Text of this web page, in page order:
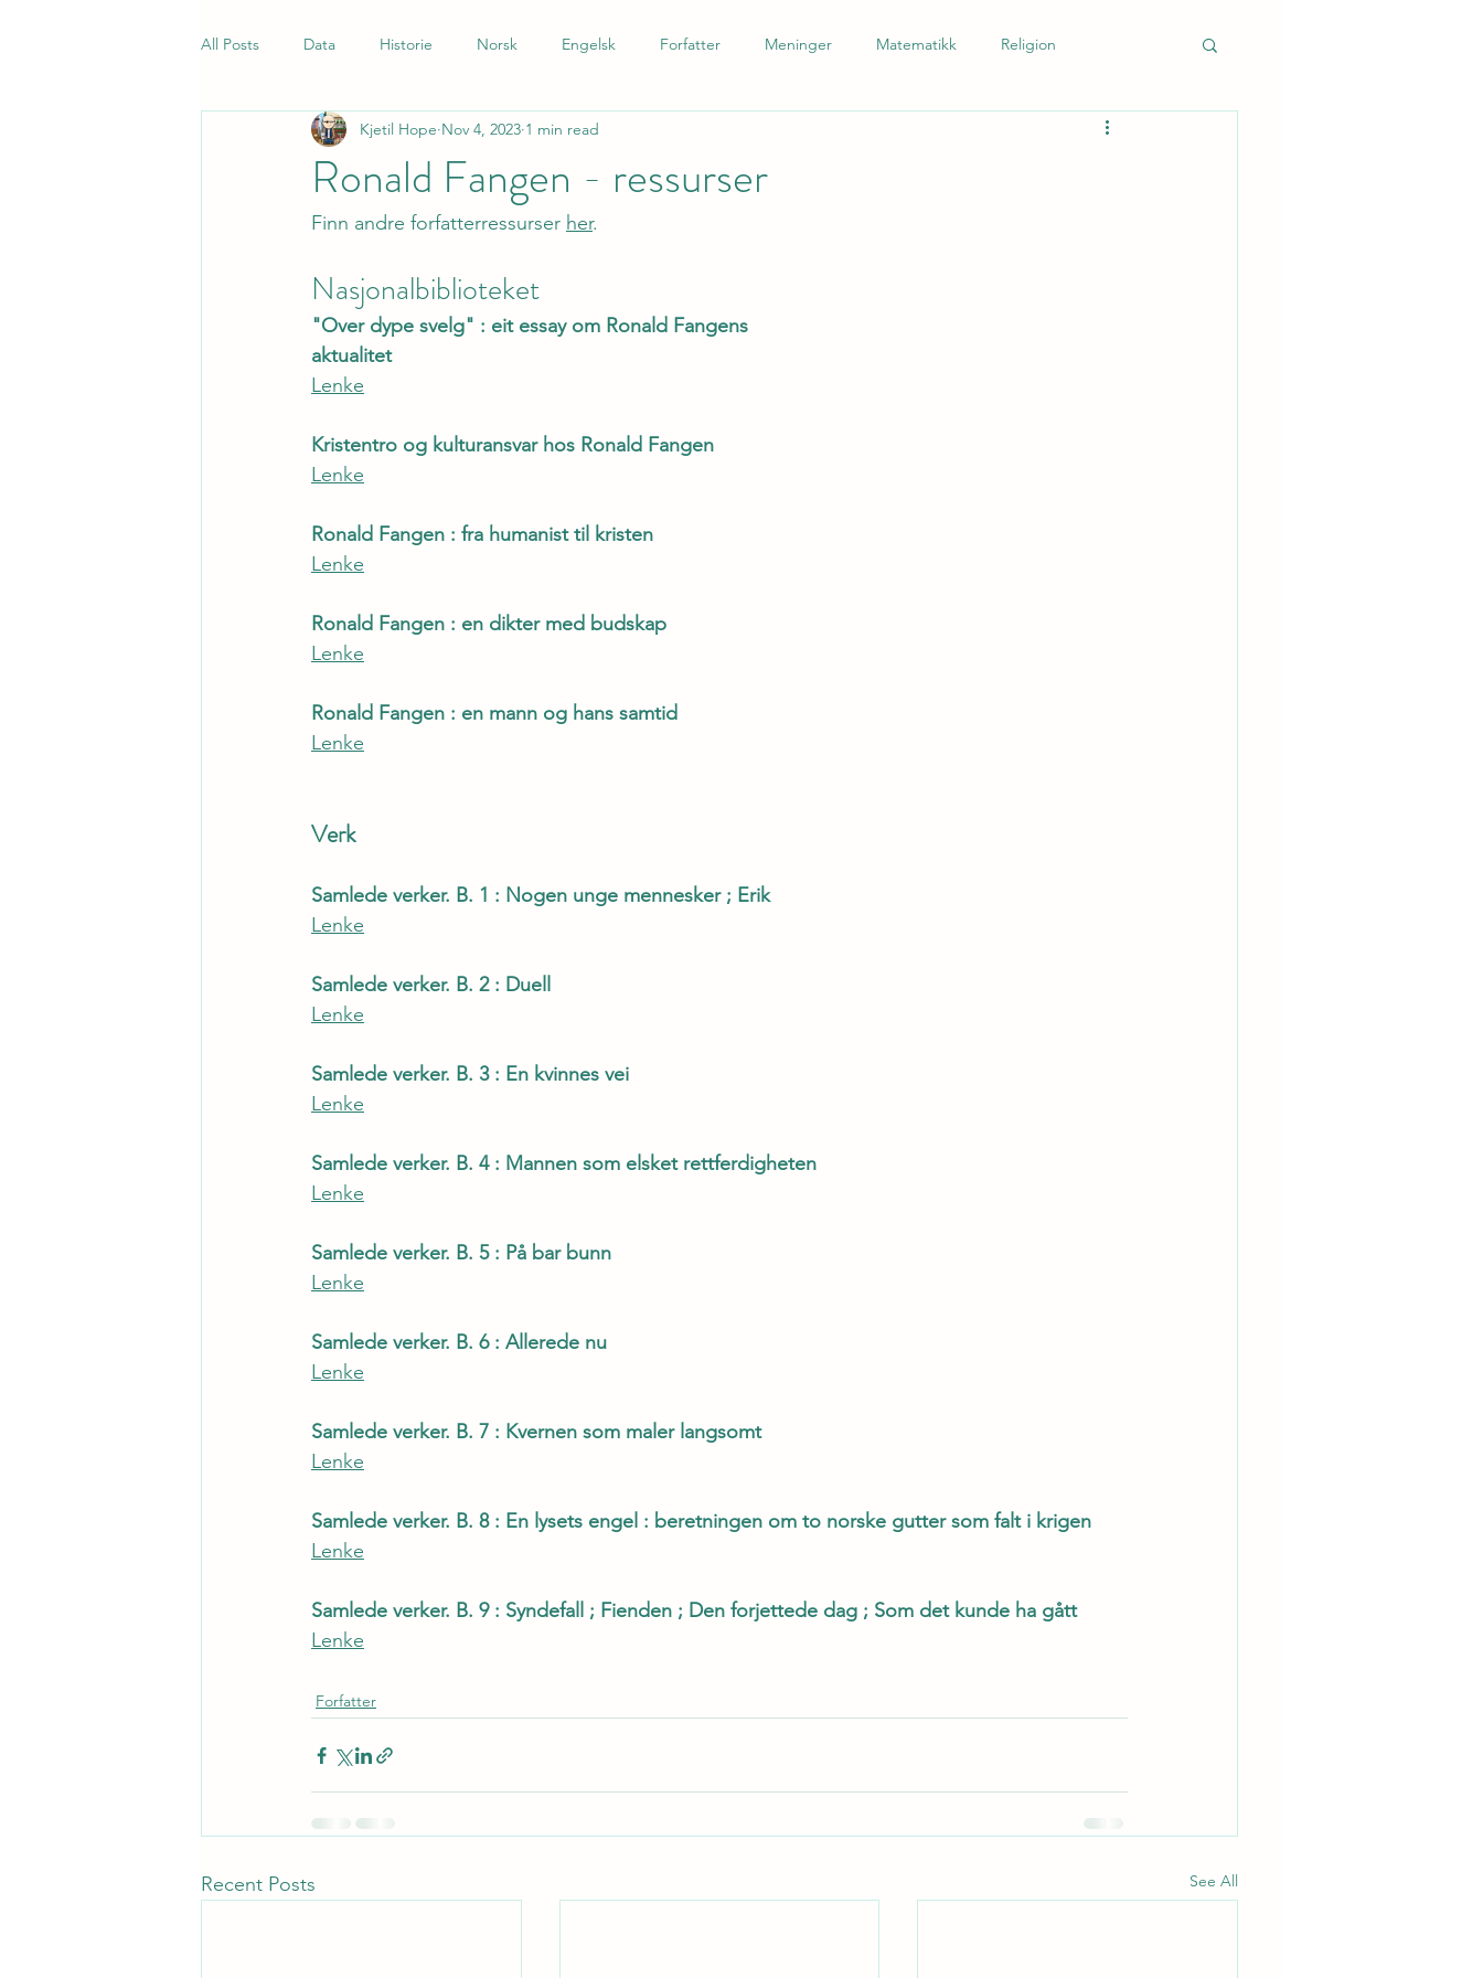
All Posts Data Historie Norsk Engelsk Forfatter Meninger Matematikk Religion
Samfunnsfag Quiz Norsk som andrespråk
Ronald Fangen - ressurser
Kjetil Hope Nov 4, 2023 1 min read
Finn andre forfatterressurser her.
Nasjonalbiblioteket
"Over dype svelg" : eit essay om Ronald Fangens
aktualitet
Lenke
Kristentro og kulturansvar hos Ronald Fangen
Lenke
Ronald Fangen : fra humanist til kristen
Lenke
Ronald Fangen : en dikter med budskap
Lenke
Ronald Fangen : en mann og hans samtid
Lenke
Verk
Samlede verker. B. 1 : Nogen unge mennesker ; Erik
Lenke
Samlede verker. B. 2 : Duell
Lenke
Samlede verker. B. 3 : En kvinnes vei
Lenke
Samlede verker. B. 4 : Mannen som elsket rettferdigheten
Lenke
Samlede verker. B. 5 : På bar bunn
Lenke
Samlede verker. B. 6 : Allerede nu
Lenke
Samlede verker. B. 7 : Kvernen som maler langsomt
Lenke
Samlede verker. B. 8 : En lysets engel : beretningen om to norske gutter som falt i krigen
Lenke
Samlede verker. B. 9 : Syndefall ; Fienden ; Den forjettede dag ; Som det kunde ha gått
Lenke
Forfatter
Recent Posts See All